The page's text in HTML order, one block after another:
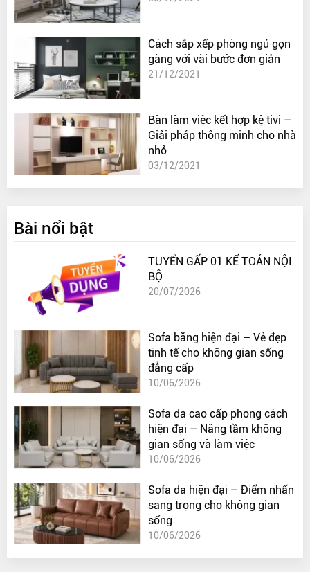
Cách sắp xếp phòng ngủ gọn
gàng với vài bước đơn giản
21/12/2021
Bàn làm việc kết hợp kệ tivi –
Giải pháp thông minh cho nhà
nhỏ
03/12/2021
Bài nổi bật
TUYỂN GẤP 01 KẾ TOÁN NỘI
BỘ
20/07/2026
Sofa băng hiện đại – Vẻ đẹp
tinh tế cho không gian sống
đẳng cấp
10/06/2026
Sofa da cao cấp phong cách
hiện đại – Nâng tầm không
gian sống và làm việc
10/06/2026
Sofa da hiện đại – Điểm nhấn
sang trọng cho không gian
sống
10/06/2026